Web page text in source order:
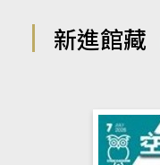
新進館藏